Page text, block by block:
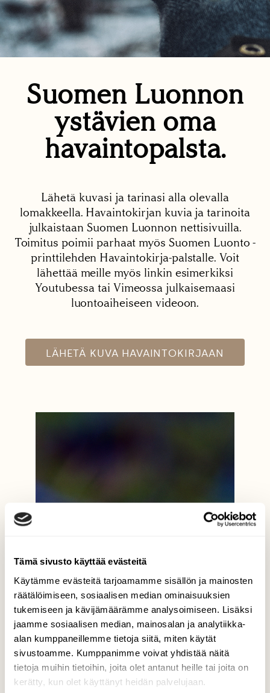
Tämä sivusto käyttää evästeitä
Käytämme evästeitä tarjoamamme sisällön ja mainosten
räätälöimiseen, sosiaalisen median ominaisuuksien
tukemiseen ja kävijämäärämme analysoimiseen. Lisäksi
jaamme sosiaalisen median, mainosalan ja analytiikka-
alan kumppaneillemme tietoja siitä, miten käytät
sivustoamme. Kumppanimme voivat yhdistää näitä
tietoja muihin tietoihin, joita olet antanut heille tai joita on
kerätty, kun olet käyttänyt heidän palvelujaan.
Suomen Luonnon
ystävien oma
havaintopalsta.
Lähetä kuvasi ja tarinasi alla olevalla
lomakkeella. Havaintokirjan kuvia ja tarinoita
julkaistaan Suomen Luonnon nettisivuilla.
Toimitus poimii parhaat myös Suomen Luonto -
printtilehden Havaintokirja-palstalle. Voit
lähettää meille myös linkin esimerkiksi
Youtubessa tai Vimeossa julkaisemaasi
luontoaiheiseen videoon.
LÄHETÄ KUVA HAVAINTOKIRJAAN